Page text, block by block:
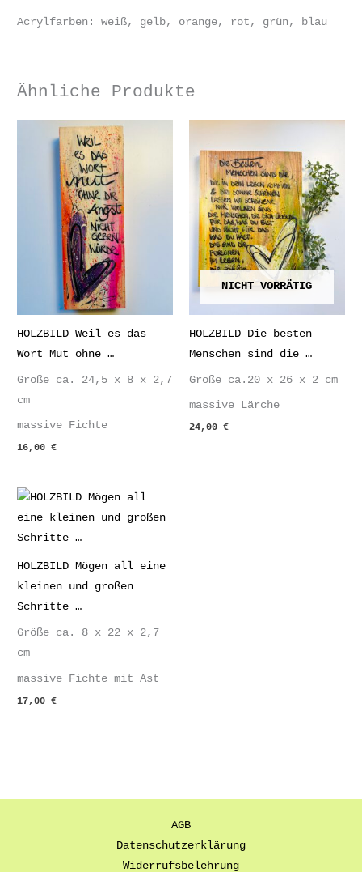
Acrylfarben: weiß, gelb, orange, rot, grün, blau
Ähnliche Produkte
HOLZBILD Weil es das
Wort Mut ohne …
Größe ca. 24,5 x 8 x 2,7
cm
massive Fichte
16,00€
NICHT VORRÄTIG
HOLZBILD Die besten
Menschen sind die …
Größe ca.20 x 26 x 2 cm
massive Lärche
24,00 €
HOLZBILD Mögen all eine
kleinen und großen
Schritte …
Größe ca. 8 x 22 x 2,7
cm
massive Fichte mit Ast
17,00€
AGB
Datenschutzerklärung
Widerrufsbelehrung